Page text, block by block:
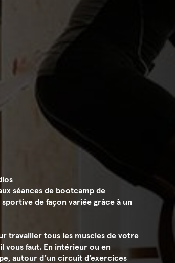
séances de bootcamp de
de façon variée grâce à un
travailler tous les muscles de votre
vous faut. En intérieur ou en
autour d’un circuit d’exercices